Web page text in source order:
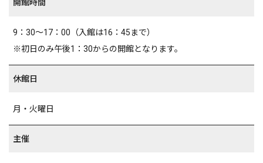
開館時間
9：30～17：00（入館は16：45まで）
※初日のみ午後1：30からの開館となります。
休館日
月・火曜日
主催